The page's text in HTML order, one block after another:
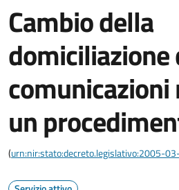
Cambio della
domiciliazione
un
(urn:nir:stato:decreto.legislativo:2005-